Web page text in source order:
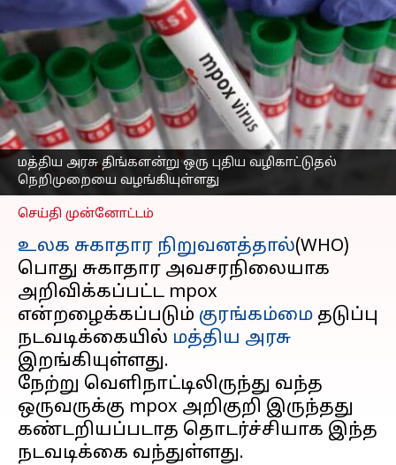
மத்திய அரசு திங்களன்று ஒரு புதிய வழிகாட்டுதல்
நெறிமுறையை வழங்கியுள்ளது
முன்னெச்சரிக்கை
நடவடிக்கைகள்:
வழிகாட்டுதல்களை
வெளியிட்ட மத்திய
சுகாதார அமைச்சகம்
எழுதியவர் Venkatalakshmi V Sep 09, 2024 03:57 pm
செய்தி முன்னோட்டம்
உலக சுகாதார நிறுவனத்தால்(WHO)
பொது சுகாதார அவசரநிலையாக
அறிவிக்கப்பட்ட mpox
என்றழைக்கப்படும் குரங்கம்மை தடுப்பு
நடவடிக்கையில் மத்திய அரசு
இறங்கியுள்ளது.
நேற்று வெளிநாட்டிலிருந்து வந்த
ஒருவருக்கு mpox அறிகுறி இருந்தது
கண்டறியப்படாத தொடர்ச்சியாக இந்த
நடவடிக்கை வந்துள்ளது.